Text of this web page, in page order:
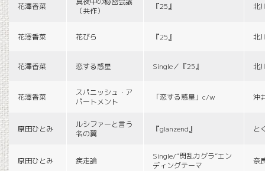
花澤香菜
（共作）
『25』 北
花澤香菜 花びら 『25』 北
花澤香菜 恋する惑星 Single／『25』 北
花澤香菜
スパニッシュ・ア
パートメント
「恋する惑星」c/w 沖
原田ひとみ
ルシファーと言う
名の翼
『glanzend』 と
原田ひとみ 疾走論
Single/“閃乱カグラ”エン
ディングテーマ
奈